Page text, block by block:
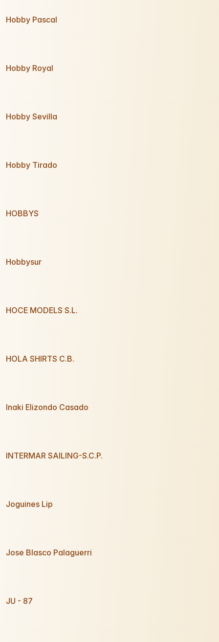
Hobby Pascal
Hobby Royal
Hobby Sevilla
Hobby Tirado
HOBBYS
Hobbysur
HOCE MODELS S.L.
HOLA SHIRTS C.B.
Inaki Elizondo Casado
INTERMAR SAILING-S.C.P.
Joguines Lip
Jose Blasco Palaguerri
JU - 87